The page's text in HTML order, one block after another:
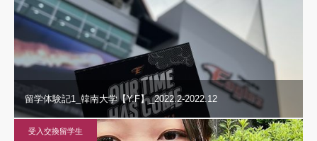
留学体験記1_韓南大学【Y.F】_2022.2-2022.12
受入交換留学生